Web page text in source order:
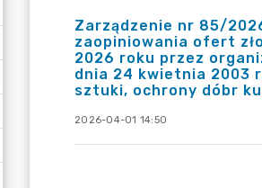
Zarządzenie nr 85/
zaopiniowania ofert
2026 roku przez
dnia 24 kwietnia 2003
sztuki, ochrony dóbr
2026-04-01 14:50